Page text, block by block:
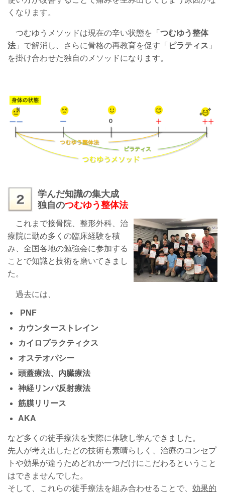
くなります。
つむゆうメソッドは現在の辛い状態を「 つむゆう整体
法 」で解消し、さらに骨格の再教育を促す「 ピラティス 」
を掛け合わせた独自のメソッドになります。
学んだ知識の集大成
独自のつむゆう整体法
これまで接骨院、整形外科、治
療院に勤め多くの臨床経験を積
み、全国各地の勉強会に参加する
ことで知識と技術を磨いてきまし
た。
過去には、
PNF
カウンターストレイン
カイロプラクティクス
オステオパシー
頭蓋療法、内臓療法
神経リンパ反射療法
筋膜リリース
AKA
など多くの徒手療法を実際に体験し学んできました。
先人が考え出したどの技術も素晴らしく、治療のコンセプ
トや効果が違うためどれか一つだけにこだわるということ
はできませんでした。
そして、これらの徒手療法を組み合わせることで、 効果的